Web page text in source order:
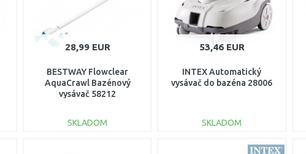
28,99 EUR
BESTWAY Flowclear
AquaCrawl Bazénový
vysávač 58212
SKLADOM
53,46 EUR
INTEX Automatický
vysávač do bazéna 28006
SKLADOM
DO KOŠÍKA